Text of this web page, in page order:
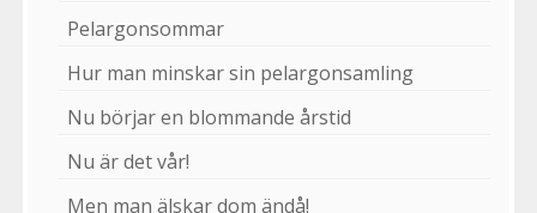
Pelargonsommar
Hur man minskar sin pelargonsamling
Nu börjar en blommande årstid
Nu är det vår!
Men man älskar dom ändå!